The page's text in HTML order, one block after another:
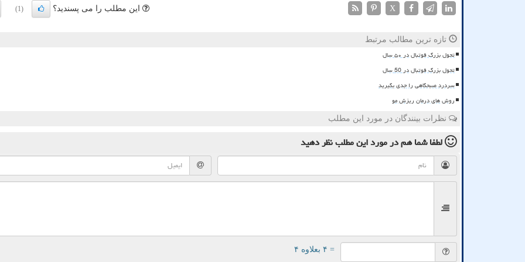
X این مطلب را می پسندید؟ (1)
تازه ترین مطالب مرتبط
تحول بزرگ فوتبال در ۵۰ سال
تحول بزرگ فوتبال در 50 سال
سردرد صبحگاهی را جدی بگیرید
روش های درمان ریزش مو
نظرات بینندگان در مورد این مطلب
لطفا شما همدر مورد این مطلبنظر دهید
= ۴ بعلاوه ۴